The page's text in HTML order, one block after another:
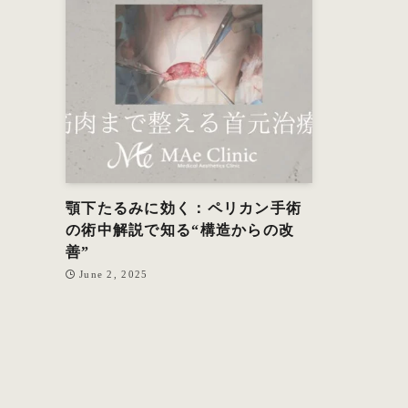
顎下たるみに効く：ペリカン手術
の術中解説で知る“構造からの改
善”
June 2, 2025